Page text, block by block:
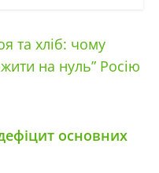
та хліб: чому
на нуль” Росію
основних